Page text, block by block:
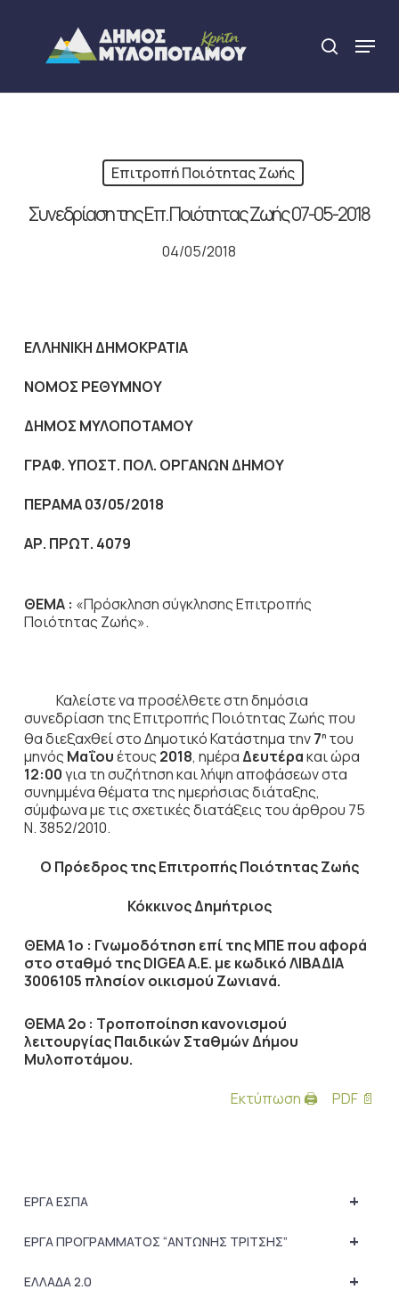
content
search
Menu
Επιτροπή Ποιότητας Ζωής
Συνεδρίαση της Επ. Ποιότητας Ζωής 07-05-2018
04/05/2018
ΕΛΛΗΝΙΚΗ ΔΗΜΟΚΡΑΤΙΑ
NOMOΣ ΡΕΘΥΜΝΟΥ
ΔΗΜΟΣ ΜΥΛΟΠΟΤΑΜΟΥ
ΓΡΑΦ. ΥΠΟΣΤ. ΠΟΛ. ΟΡΓΑΝΩΝ ΔΗΜΟΥ
ΠΕΡΑΜΑ 03/05/2018
ΑΡ. ΠΡΩΤ. 4079
ΘΕΜΑ : «Πρόσκληση σύγκλησης Επιτροπής
Ποιότητας Ζωής».
Καλείστε να προσέλθετε στη δημόσια
συνεδρίαση της Επιτροπής Ποιότητας Ζωής που
θα διεξαχθεί στο Δημοτικό Κατάστημα την7ητου
μηνός Μαΐουέτους 2018, ημέραΔευτέρακαι ώρα
12:00για τη συζήτησηκαι λήψη αποφάσεων στα
συνημμένα θέματα της ημερήσιας διάταξης,
σύμφωνα με τις σχετικές διατάξεις του άρθρου 75
Ν. 3852/2010.
Ο Πρόεδροςτης Επιτροπής Ποιότητας Ζωής
Κόκκινος Δημήτριος
ΘΕΜΑ 1ο : Γνωμοδότηση επί της ΜΠΕ που αφορά
στο σταθμό της DIGEA Α.Ε. με κωδικό ΛΙΒΑΔΙΑ
3006105 πλησίον οικισμού Ζωνιανά.
ΘΕΜΑ 2ο : Τροποποίηση κανονισμού
λειτουργίας Παιδικών Σταθμών Δήμου
Μυλοποτάμου.
Εκτύπωση 🖨
PDF 📄
+
ΕΡΓΑ ΕΣΠΑ
+
ΕΡΓΑ ΠΡΟΓΡΑΜΜΑΤΟΣ “ΑΝΤΩΝΗΣ ΤΡΙΤΣΗΣ”
+
ΕΛΛΑΔΑ 2.0
Close